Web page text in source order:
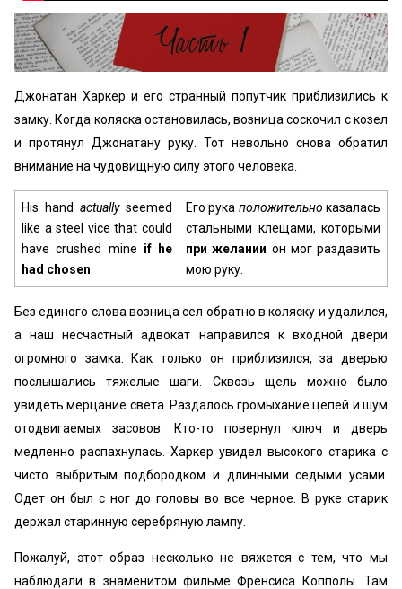
Джонатан Харкер и его странный попутчик приблизились к
замку. Когда коляска остановилась, возница соскочил с козел
и протянул Джонатану руку. Тот невольно снова обратил
внимание на чудовищную силу этого человека.
His hand actuallyseemed
like a steel vice that could
have crushed mine if he
had chosen
Его рука положительно казалась
стальными клещами, которыми
при желании он мог раздавить
мою руку.
Без единого слова возница сел обратно в коляску и удалился,
а наш несчастный адвокат направился к входной двери
огромного замка. Как только он приблизился, за дверью
послышались тяжелые шаги. Сквозь щель можно было
увидеть мерцание света. Раздалось громыхание цепей и шум
отодвигаемых засовов. Кто-то повернул ключ и дверь
медленно распахнулась. Харкер увидел высокого старика с
чисто выбритым подбородком и длинными седыми усами.
Одет он был с ног до головы во все черное. В руке старик
держал старинную серебряную лампу.
Пожалуй, этот образ несколько не вяжется с тем, что мы
наблюдали в знаменитом фильме Френсиса Копполы. Там